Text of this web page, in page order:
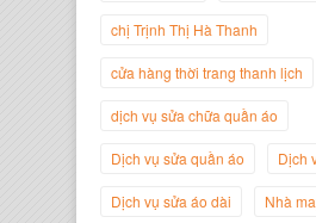
Trịnh Thị Hà
Trang Thanh Lịch
chị Trịnh Thị Hà Thanh
cửa hàng thời trang thanh lịch
dịch vụ sửa chữa quần áo
Dịch vụ sửa quần áo Dịch
Dịch vụ sửa áo dài Nhà